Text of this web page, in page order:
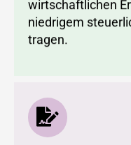
wirtschaftlichen
niedrigem
tragen.